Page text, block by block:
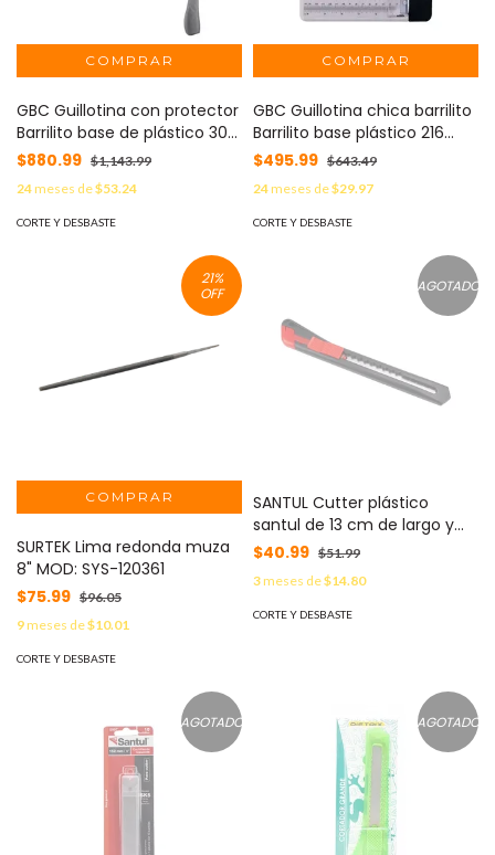
GBC Guillotina con protector
Barrilito base de plástico 305
mm (12") MOD: 8761GUI
$880.99 $1,143.99
24meses de$53.24
CORTE Y DESBASTE
GBC Guillotina chica barrilito
Barrilito base plástico 216
mm (8.5") MOD: 8762GUI
$495.99 $643.49
24meses de$29.97
CORTE Y DESBASTE
21%
OFF
SURTEK Lima redonda muza
8" MOD: SYS-120361
$75.99 $96.05
9meses de$10.01
CORTE Y DESBASTE
AGOTADO
SANTUL Cutter plástico
santul de 13 cm de largo y
navaja de 9mm MOD:
$40.99 $51.99
3meses de$14.80
CORTE Y DESBASTE
AGOTADO AGOTADO